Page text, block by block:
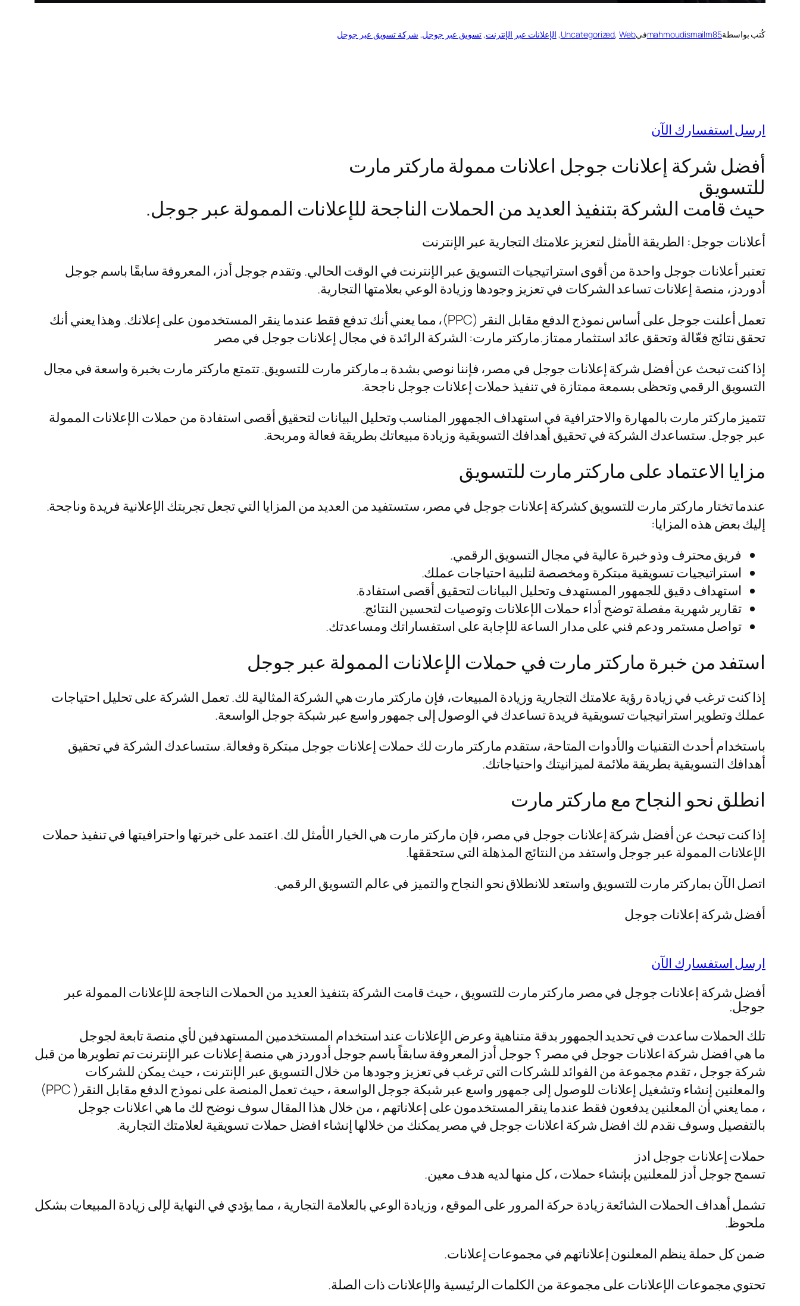
كُتب بواسطةmahmoudismailm85في Uncategorized, Web
, الإعلانات عبر الإنترنت, تسويق عبر جوجل, شركة تسويق عبر جوجل
ارسل استفسارك الآن
أفضل شركة إعلانات جوجل اعلانات ممولة ماركتر مارت
للتسويق
حيث قامت الشركة بتنفيذ العديد من الحملات الناجحة للإعلانات الممولة عبر جوجل.
أعلانات جوجل: الطريقة الأمثل لتعزيز علامتك التجارية عبر الإنترنت
تعتبر أعلانات جوجل واحدة من أقوى استراتيجيات التسويق عبر الإنترنت في الوقت الحالي. وتقدم جوجل أدز، المعروفة سابقًا باسم جوجل
أدوردز، منصة إعلانات تساعد الشركات في تعزيز وجودها وزيادة الوعي بعلامتها التجارية.
تعمل أعلنت جوجل على أساس نموذج الدفع مقابل النقر (PPC)، مما يعني أنك تدفع فقط عندما ينقر المستخدمون على إعلانك. وهذا يعني أنك
تحقق نتائج فعّالة وتحقق عائد استثمار ممتاز.ماركتر مارت: الشركة الرائدة في مجال إعلانات جوجل في مصر
إذا كنت تبحث عن أفضل شركة إعلانات جوجل في مصر، فإننا نوصي بشدة بـ ماركتر مارت للتسويق. تتمتع ماركتر مارت بخبرة واسعة في مجال
التسويق الرقمي وتحظى بسمعة ممتازة في تنفيذ حملات إعلانات جوجل ناجحة.
تتميز ماركتر مارت بالمهارة والاحترافية في استهداف الجمهور المناسب وتحليل البيانات لتحقيق أقصى استفادة من حملات الإعلانات الممولة
عبر جوجل. ستساعدك الشركة في تحقيق أهدافك التسويقية وزيادة مبيعاتك بطريقة فعالة ومربحة.
مزايا الاعتماد على ماركتر مارت للتسويق
عندما تختار ماركتر مارت للتسويق كشركة إعلانات جوجل في مصر، ستستفيد من العديد من المزايا التي تجعل تجربتك الإعلانية فريدة وناجحة.
إليك بعض هذه المزايا:
فريق محترف وذو خبرة عالية في مجال التسويق الرقمي.
استراتيجيات تسويقية مبتكرة ومخصصة لتلبية احتياجات عملك.
استهداف دقيق للجمهور المستهدف وتحليل البيانات لتحقيق أقصى استفادة.
تقارير شهرية مفصلة توضح أداء حملات الإعلانات وتوصيات لتحسين النتائج.
تواصل مستمر ودعم فني على مدار الساعة للإجابة على استفساراتك ومساعدتك.
استفد من خبرة ماركتر مارت في حملات الإعلانات الممولة عبر جوجل
إذا كنت ترغب في زيادة رؤية علامتك التجارية وزيادة المبيعات، فإن ماركتر مارت هي الشركة المثالية لك. تعمل الشركة على تحليل احتياجات
عملك وتطوير استراتيجيات تسويقية فريدة تساعدك في الوصول إلى جمهور واسع عبر شبكة جوجل الواسعة.
باستخدام أحدث التقنيات والأدوات المتاحة، ستقدم ماركتر مارت لك حملات إعلانات جوجل مبتكرة وفعالة. ستساعدك الشركة في تحقيق
أهدافك التسويقية بطريقة ملائمة لميزانيتك واحتياجاتك.
انطلق نحو النجاح مع ماركتر مارت
إذا كنت تبحث عن أفضل شركة إعلانات جوجل في مصر، فإن ماركتر مارت هي الخيار الأمثل لك. اعتمد على خبرتها واحترافيتها في تنفيذ حملات
الإعلانات الممولة عبر جوجل واستفد من النتائج المذهلة التي ستحققها.
اتصل الآن بماركتر مارت للتسويق واستعد للانطلاق نحو النجاح والتميز في عالم التسويق الرقمي.
أفضل شركة إعلانات جوجل
ارسل استفسارك الآن
أفضل شركة إعلانات جوجل في مصر ماركتر مارت للتسويق ، حيث قامت الشركة بتنفيذ العديد من الحملات الناجحة للإعلانات الممولة عبر
جوجل.
تلك الحملات ساعدت في تحديد الجمهور بدقة متناهية وعرض الإعلانات عند استخدام المستخدمين المستهدفين لأي منصة تابعة لجوجل
ما هي افضل شركة اعلانات جوجل في مصر ؟ جوجل أدز المعروفة سابقاً باسم جوجل أدوردز هي منصة إعلانات عبر الإنترنت تم تطويرها من قبل
شركة جوجل ، تقدم مجموعة من الفوائد للشركات التي ترغب في تعزيز وجودها من خلال التسويق عبر الإنترنت ، حيث يمكن للشركات
والمعلنين إنشاء وتشغيل إعلانات للوصول إلى جمهور واسع عبر شبكة جوجل الواسعة ، حيث تعمل المنصة على نموذج الدفع مقابل النقر( PPC)
، مما يعني أن المعلنين يدفعون فقط عندما ينقر المستخدمون على إعلاناتهم ، من خلال هذا المقال سوف نوضح لك ما هي اعلانات جوجل
بالتفصيل وسوف نقدم لك افضل شركة اعلانات جوجل في مصر يمكنك من خلالها إنشاء افضل حملات تسويقية لعلامتك التجارية.
حملات إعلانات جوجل ادز
تسمح جوجل أدز للمعلنين بإنشاء حملات ، كل منها لديه هدف معين.
تشمل أهداف الحملات الشائعة زيادة حركة المرور على الموقع ، وزيادة الوعي بالعلامة التجارية ، مما يؤدي في النهاية لإلى زيادة المبيعات بشكل
ملحوظ.
ضمن كل حملة ينظم المعلنون إعلاناتهم في مجموعات إعلانات.
تحتوي مجموعات الإعلانات على مجموعة من الكلمات الرئيسية والإعلانات ذات الصلة.